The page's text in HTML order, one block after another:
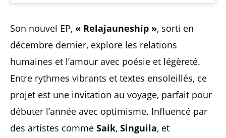
Son nouvel EP, « Relajauneship », sorti en
décembre dernier, explore les relations
humaines et l’amour avec poésie et légèreté.
Entre rythmes vibrants et textes ensoleillés, ce
projet est une invitation au voyage, parfait pour
débuter l’année avec optimisme. Influencé par
des artistes comme Saik, Singuila, et